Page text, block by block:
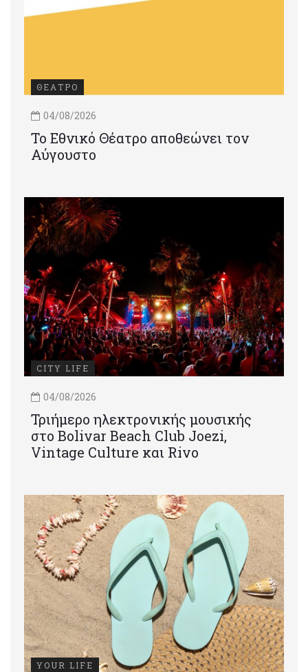
ΘΕΑΤΡΟ
04/08/2026
Το Εθνικό Θέατρο αποθεώνει τον
Αύγουστο
CITY LIFE
04/08/2026
Τριήμερο ηλεκτρονικής μουσικής
στο Bolivar Beach Club Joezi,
Vintage Culture και Rivo
YOUR LIFE